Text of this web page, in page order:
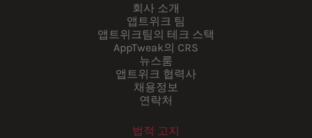
회사 소개
앱트위크 팀
앱트위크팀의 테크 스택
AppTweak의 CRS
뉴스룸
앱트위크 협력사
채용정보
연락처
법적 고지